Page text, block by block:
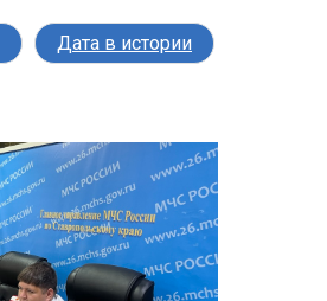
Дата в истории